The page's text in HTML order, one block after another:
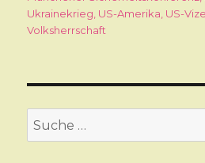
Ukrainekrieg, US-Amerika, US-
Volksherrschaft
Suche
nach: